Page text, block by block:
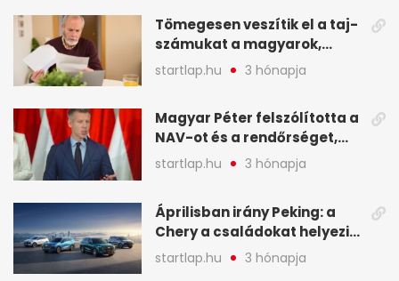
legfontosabb hírei
képekben
Tömegesen veszítik el a taj-
számukat a magyarok,
sokak ellen eljárást indít a
NAV - A hét hírei képekben
startlap.hu 3 hónapja
Magyar Péter felszólította a
NAV-ot és a rendőrséget,
tartóztassák le a NER-es
oligarchákat - A hét
startlap.hu 3 hónapja
Áprilisban irány Peking: a
Chery a családokat helyezi
globális mobilitási
programja középpontjába
startlap.hu 3 hónapja